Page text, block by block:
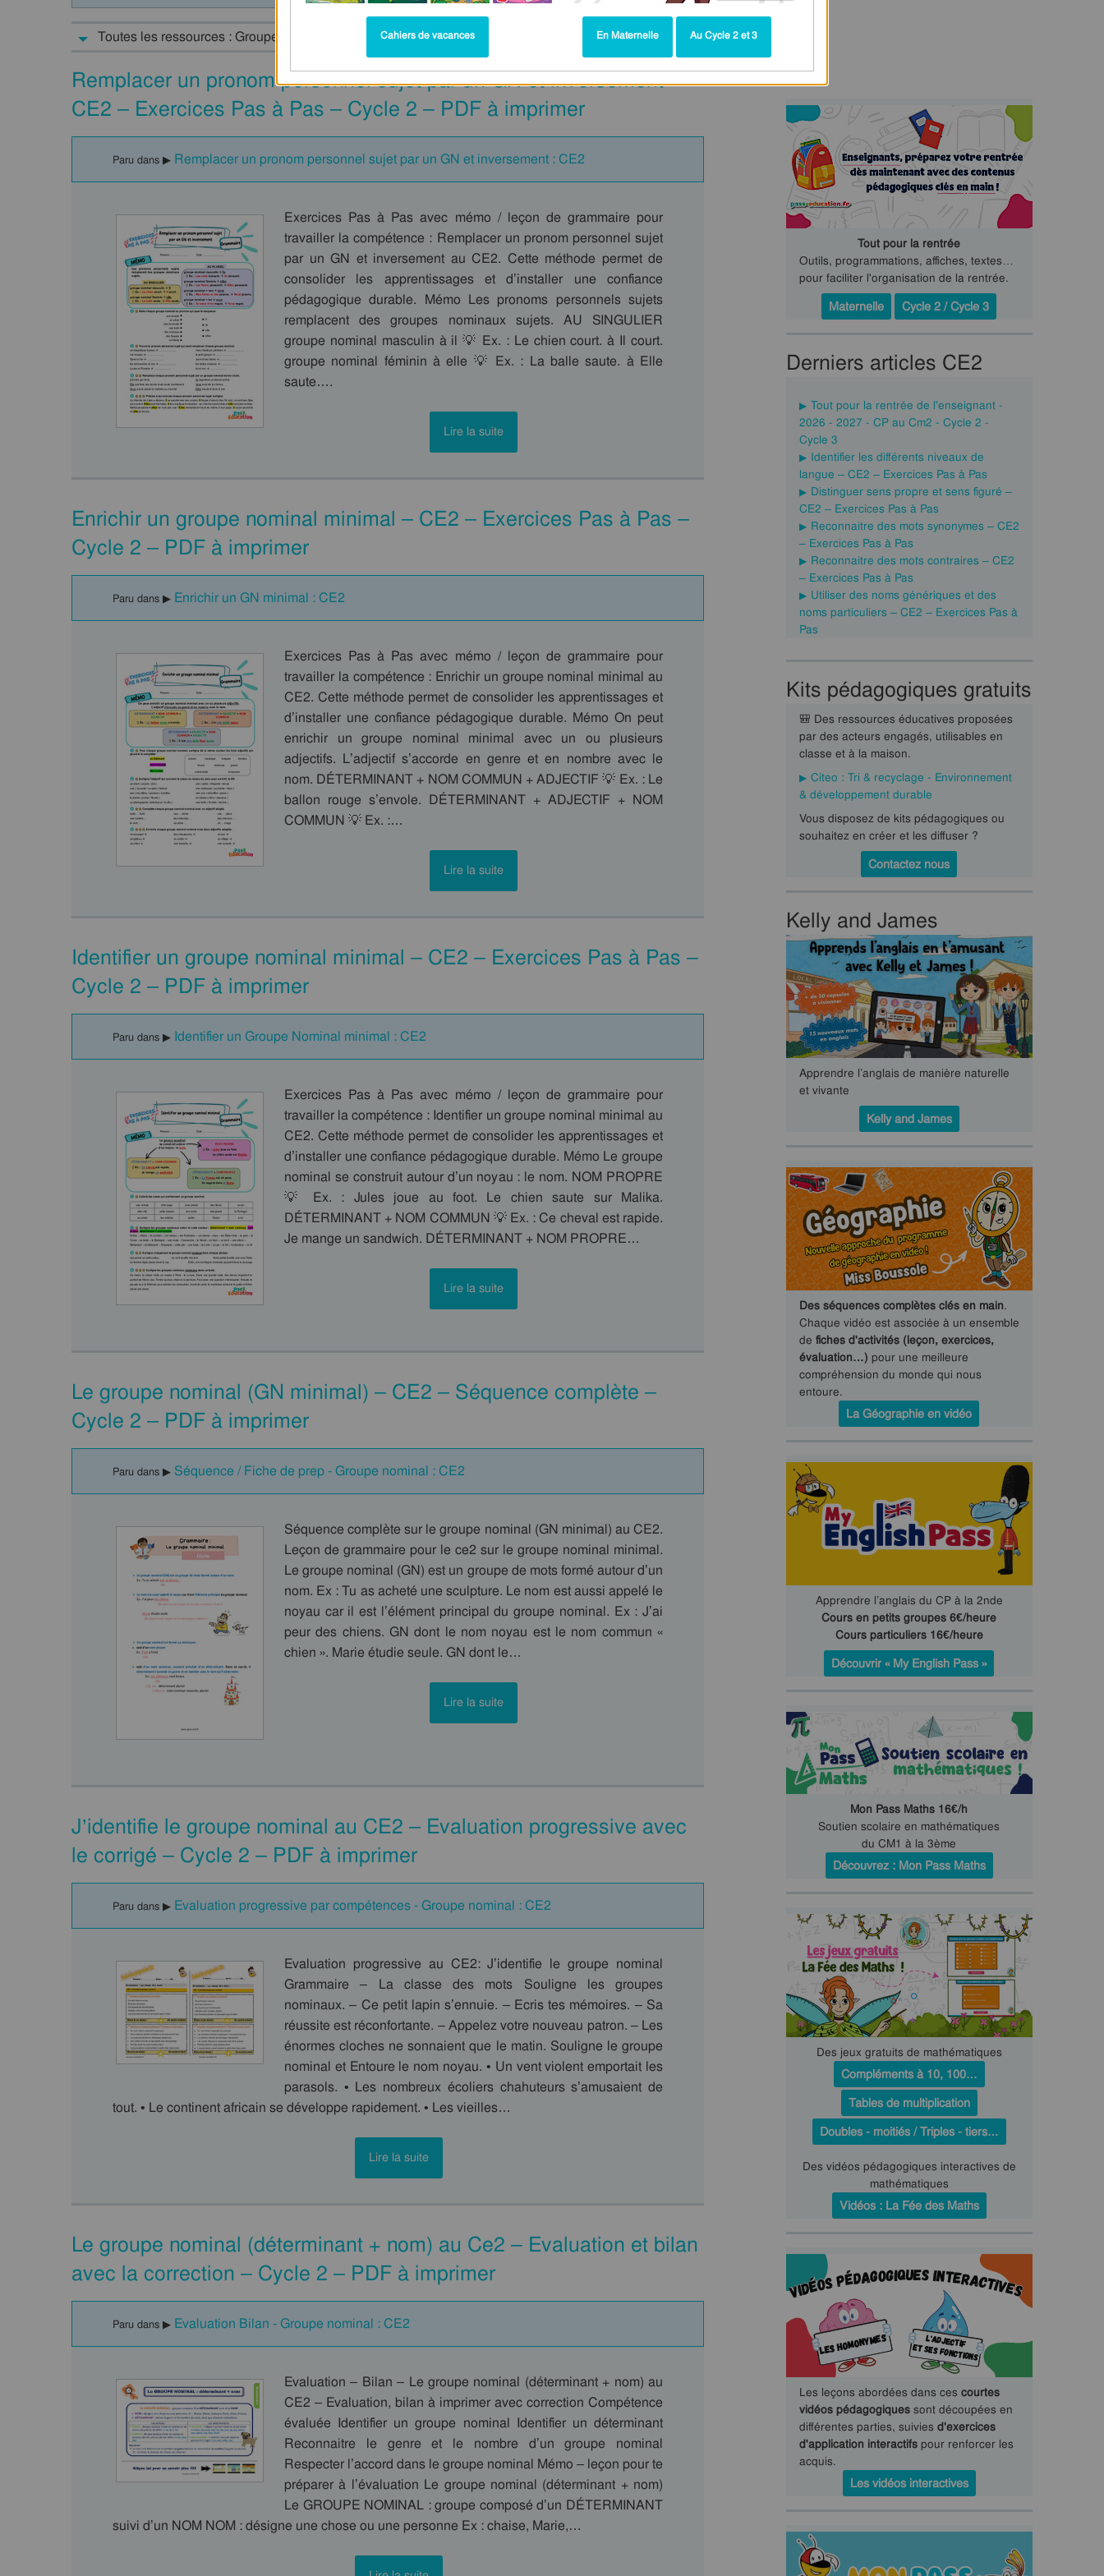
Toutes les ressources : Groupe nominal - Grammaire - Français : CE2
Remplacer un pronom personnel sujet par un GN et inversement –
CE2 – Exercices Pas à Pas – Cycle 2 – PDF à imprimer
Paru dans ▶ Remplacer un pronom personnel sujet par un GN et inversement : CE2
Exercices Pas à Pas avec mémo / leçon de grammaire pour
travailler la compétence : Remplacer un pronom personnel sujet
par un GN et inversement au CE2. Cette méthode permet de
consolider les apprentissages et d’installer une confiance
pédagogique durable. Mémo Les pronoms personnels sujets
remplacent des groupes nominaux sujets. AU SINGULIER
groupe nominal masculin à il 💡 Ex. : Le chien court. à Il court.
groupe nominal féminin à elle 💡 Ex. : La balle saute. à Elle
saute….
Lire la suite
Enrichir un groupe nominal minimal – CE2 – Exercices Pas à Pas –
Cycle 2 – PDF à imprimer
Paru dans ▶ Enrichir un GN minimal : CE2
Exercices Pas à Pas avec mémo / leçon de grammaire pour
travailler la compétence : Enrichir un groupe nominal minimal au
CE2. Cette méthode permet de consolider les apprentissages et
d’installer une confiance pédagogique durable. Mémo On peut
enrichir un groupe nominal minimal avec un ou plusieurs
adjectifs. L’adjectif s’accorde en genre et en nombre avec le
nom. DÉTERMINANT + NOM COMMUN + ADJECTIF 💡 Ex. : Le
ballon rouge s’envole. DÉTERMINANT + ADJECTIF + NOM
COMMUN 💡 Ex. :…
Lire la suite
Identifier un groupe nominal minimal – CE2 – Exercices Pas à Pas –
Cycle 2 – PDF à imprimer
Paru dans ▶ Identifier un Groupe Nominal minimal : CE2
Exercices Pas à Pas avec mémo / leçon de grammaire pour
travailler la compétence : Identifier un groupe nominal minimal au
CE2. Cette méthode permet de consolider les apprentissages et
d’installer une confiance pédagogique durable. Mémo Le groupe
nominal se construit autour d’un noyau : le nom. NOM PROPRE
💡 Ex. : Jules joue au foot. Le chien saute sur Malika.
DÉTERMINANT + NOM COMMUN 💡 Ex. : Ce cheval est rapide.
Je mange un sandwich. DÉTERMINANT + NOM PROPRE…
Lire la suite
Le groupe nominal (GN minimal) – CE2 – Séquence complète –
Cycle 2 – PDF à imprimer
Paru dans ▶ Séquence / Fiche de prep - Groupe nominal : CE2
Séquence complète sur le groupe nominal (GN minimal) au CE2.
Leçon de grammaire pour le ce2 sur le groupe nominal minimal.
Le groupe nominal (GN) est un groupe de mots formé autour d’un
nom. Ex : Tu as acheté une sculpture. Le nom est aussi appelé le
noyau car il est l’élément principal du groupe nominal. Ex : J’ai
peur des chiens. GN dont le nom noyau est le nom commun «
chien ». Marie étudie seule. GN dont le…
Lire la suite
J’identifie le groupe nominal au CE2 – Evaluation progressive avec
le corrigé – Cycle 2 – PDF à imprimer
Paru dans ▶ Evaluation progressive par compétences - Groupe nominal : CE2
Evaluation progressive au CE2: J’identifie le groupe nominal
Grammaire – La classe des mots Souligne les groupes
nominaux. – Ce petit lapin s’ennuie. – Ecris tes mémoires. – Sa
réussite est réconfortante. – Appelez votre nouveau patron. – Les
énormes cloches ne sonnaient que le matin. Souligne le groupe
nominal et Entoure le nom noyau. • Un vent violent emportait les
parasols. • Les nombreux écoliers chahuteurs s’amusaient de
tout. • Le continent africain se développe rapidement. • Les vieilles…
Lire la suite
Le groupe nominal (déterminant + nom) au Ce2 – Evaluation et bilan
avec la correction – Cycle 2 – PDF à imprimer
Paru dans ▶ Evaluation Bilan - Groupe nominal : CE2
Evaluation – Bilan – Le groupe nominal (déterminant + nom) au
CE2 – Evaluation, bilan à imprimer avec correction Compétence
évaluée Identifier un groupe nominal Identifier un déterminant
Reconnaitre le genre et le nombre d’un groupe nominal
Respecter l’accord dans le groupe nominal Mémo – leçon pour te
préparer à l’évaluation Le groupe nominal (déterminant + nom)
Le GROUPE NOMINAL : groupe composé d’un DÉTERMINANT
suivi d’un NOM NOM : désigne une chose ou une personne Ex : chaise, Marie,…
Tout pour la rentrée
Outils, programmations, affiches, textes…
pour faciliter l'organisation de la rentrée.
Maternelle
Cycle 2 / Cycle 3
Derniers articles CE2
Tout pour la rentrée de l'enseignant -
2026 - 2027 - CP au Cm2 - Cycle 2 -
Cycle 3
Identifier les différents niveaux de
langue – CE2 – Exercices Pas à Pas
Distinguer sens propre et sens figuré –
CE2 – Exercices Pas à Pas
Reconnaitre des mots synonymes – CE2
– Exercices Pas à Pas
Reconnaitre des mots contraires – CE2
– Exercices Pas à Pas
Utiliser des noms génériques et des
noms particuliers – CE2 – Exercices Pas à
Pas
Kits pédagogiques gratuits
🎒 Des ressources éducatives proposées
par des acteurs engagés, utilisables en
classe et à la maison.
Citeo : Tri & recyclage - Environnement
& développement durable
Vous disposez de kits pédagogiques ou
souhaitez en créer et les diffuser ?
Contactez nous
Kelly and James
Apprendre l’anglais de manière naturelle
et vivante
Kelly and James
Des séquences complètes clés en main.
Chaque vidéo est associée à un ensemble
de fiches d'activités (leçon, exercices,
évaluation…) pour une meilleure
compréhension du monde qui nous
entoure.
La Géographie en vidéo
Apprendre l’anglais du CP à la 2nde
Cours en petits groupes 6€/heure
Cours particuliers 16€/heure
Découvrir « My English Pass »
Mon Pass Maths 16€/h
Soutien scolaire en mathématiques
du CM1 à la 3ème
Découvrez : Mon Pass Maths
Des jeux gratuits de mathématiques
Compléments à 10, 100…
Tables de multiplication
Doubles - moitiés / Triples - tiers…
Des vidéos pédagogiques interactives de
mathématiques
Vidéos : La Fée des Maths
Les leçons abordées dans ces courtes
vidéos pédagogiquessont découpées en
différentes parties, suivies d'exercices
d'application interactifspour renforcer les
acquis.
Les vidéos interactives
Cahiers de vacances En Maternelle Au Cycle 2 et 3